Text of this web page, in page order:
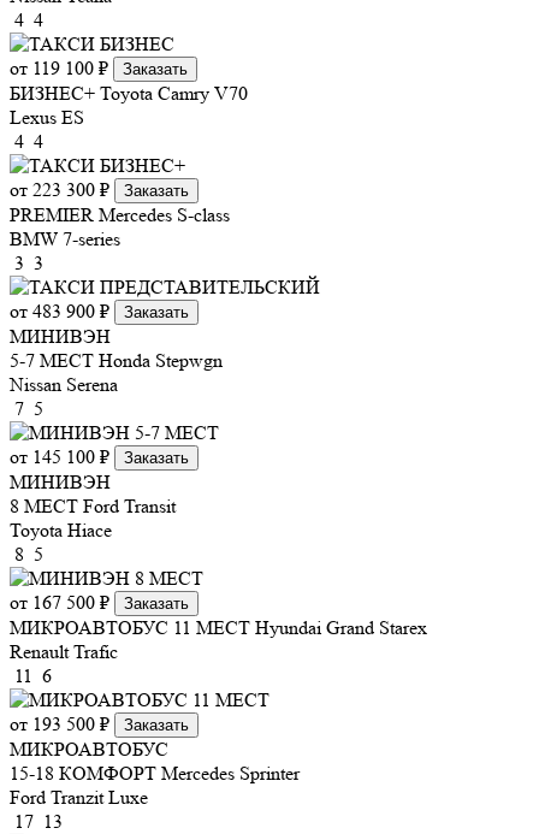
4 4
от 119 100 ₽ Заказать
БИЗНЕС+ Toyota Camry V70
Lexus ES
4 4
от 223 300 ₽ Заказать
PREMIER Mercedes S-class
BMW 7-series
3 3
от 483 900 ₽ Заказать
МИНИВЭН
5-7 МЕСТ Honda Stepwgn
Nissan Serena
7 5
от 145 100 ₽ Заказать
МИНИВЭН
8 МЕСТ Ford Transit
Toyota Hiace
8 5
от 167 500 ₽ Заказать
МИКРОАВТОБУС 11 МЕСТ Hyundai Grand Starex
Renault Trafic
11 6
от 193 500 ₽ Заказать
МИКРОАВТОБУС
15-18 КОМФОРТ Mercedes Sprinter
Ford Tranzit Luxe
17 13